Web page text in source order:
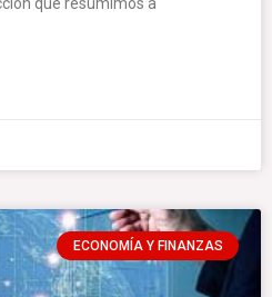
ECONOMÍA Y FINANZAS